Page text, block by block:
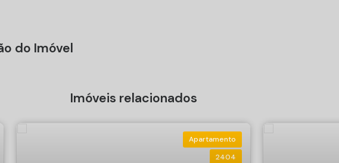
do Imóvel
Imóveis relacionados
Apartamento
2404